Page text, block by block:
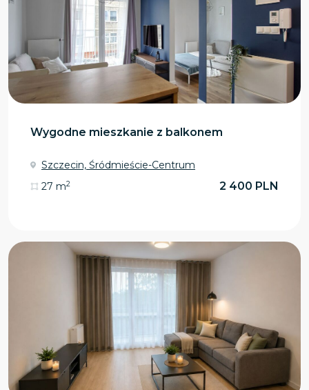
Wygodne mieszkanie z balkonem
Szczecin, Śródmieście-Centrum
27 m2 2 400 PLN